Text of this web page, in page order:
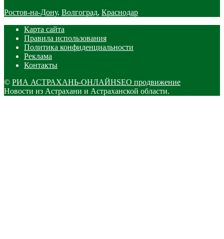
Ростов-на-Дону, Волгоград, Краснодар
Карта сайта
Правила использования
Политика конфиденциальности
Реклама
Контакты
© РИА АСТРАХАНЬ-ОНЛАЙНSEO продвижение
Новости из Астрахани и Астраханской области.